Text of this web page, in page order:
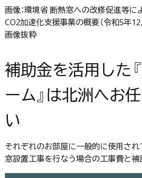
画像：環境省 断熱窓への改修促進等に
CO2加速化支援事業の概要（令和5年
画像抜粋
補助金を活用した
ーム』は北洲へお
い
それぞれのお部屋に一般的に使用さ
窓設置工事を行なう場合の工事費と補